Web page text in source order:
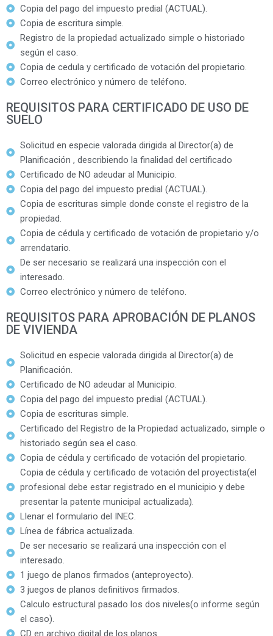
Copia del pago del impuesto predial (ACTUAL).
Copia de escritura simple.
Registro de la propiedad actualizado simple o historiado
según el caso.
Copia de cedula y certificado de votación del propietario.
Correo electrónico y número de teléfono.
REQUISITOS PARA CERTIFICADO DE USO DE
SUELO
Solicitud en especie valorada dirigida al Director(a) de
Planificación , describiendo la finalidad del certificado
Certificado de NO adeudar al Municipio.
Copia del pago del impuesto predial (ACTUAL).
Copia de escrituras simple donde conste el registro de la
propiedad.
Copia de cédula y certificado de votación de propietario y/o
arrendatario.
De ser necesario se realizará una inspección con el
interesado.
Correo electrónico y número de teléfono.
REQUISITOS PARA APROBACIÓN DE PLANOS
DE VIVIENDA
Solicitud en especie valorada dirigida al Director(a) de
Planificación.
Certificado de NO adeudar al Municipio.
Copia del pago del impuesto predial (ACTUAL).
Copia de escrituras simple.
Certificado del Registro de la Propiedad actualizado, simple o
historiado según sea el caso.
Copia de cédula y certificado de votación del propietario.
Copia de cédula y certificado de votación del proyectista(el
profesional debe estar registrado en el municipio y debe
presentar la patente municipal actualizada).
Llenar el formulario del INEC.
Línea de fábrica actualizada.
De ser necesario se realizará una inspección con el
interesado.
1 juego de planos firmados (anteproyecto).
3 juegos de planos definitivos firmados.
Calculo estructural pasado los dos niveles(o informe según
el caso).
CD en archivo digital de los planos.